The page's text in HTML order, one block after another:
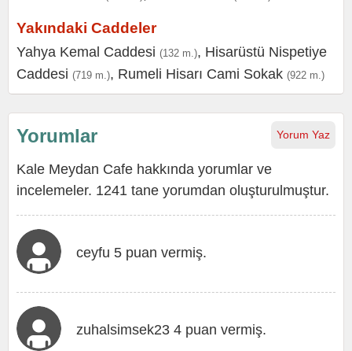
Yakındaki Caddeler
Yahya Kemal Caddesi (132 m.), Hisarüstü Nispetiye
Caddesi (719 m.), Rumeli Hisarı Cami Sokak (922 m.)
Yorum Yaz
Yorumlar
Kale Meydan Cafe hakkında yorumlar ve
incelemeler. 1241 tane yorumdan oluşturulmuştur.
ceyfu 5 puan vermiş.
zuhalsimsek23 4 puan vermiş.